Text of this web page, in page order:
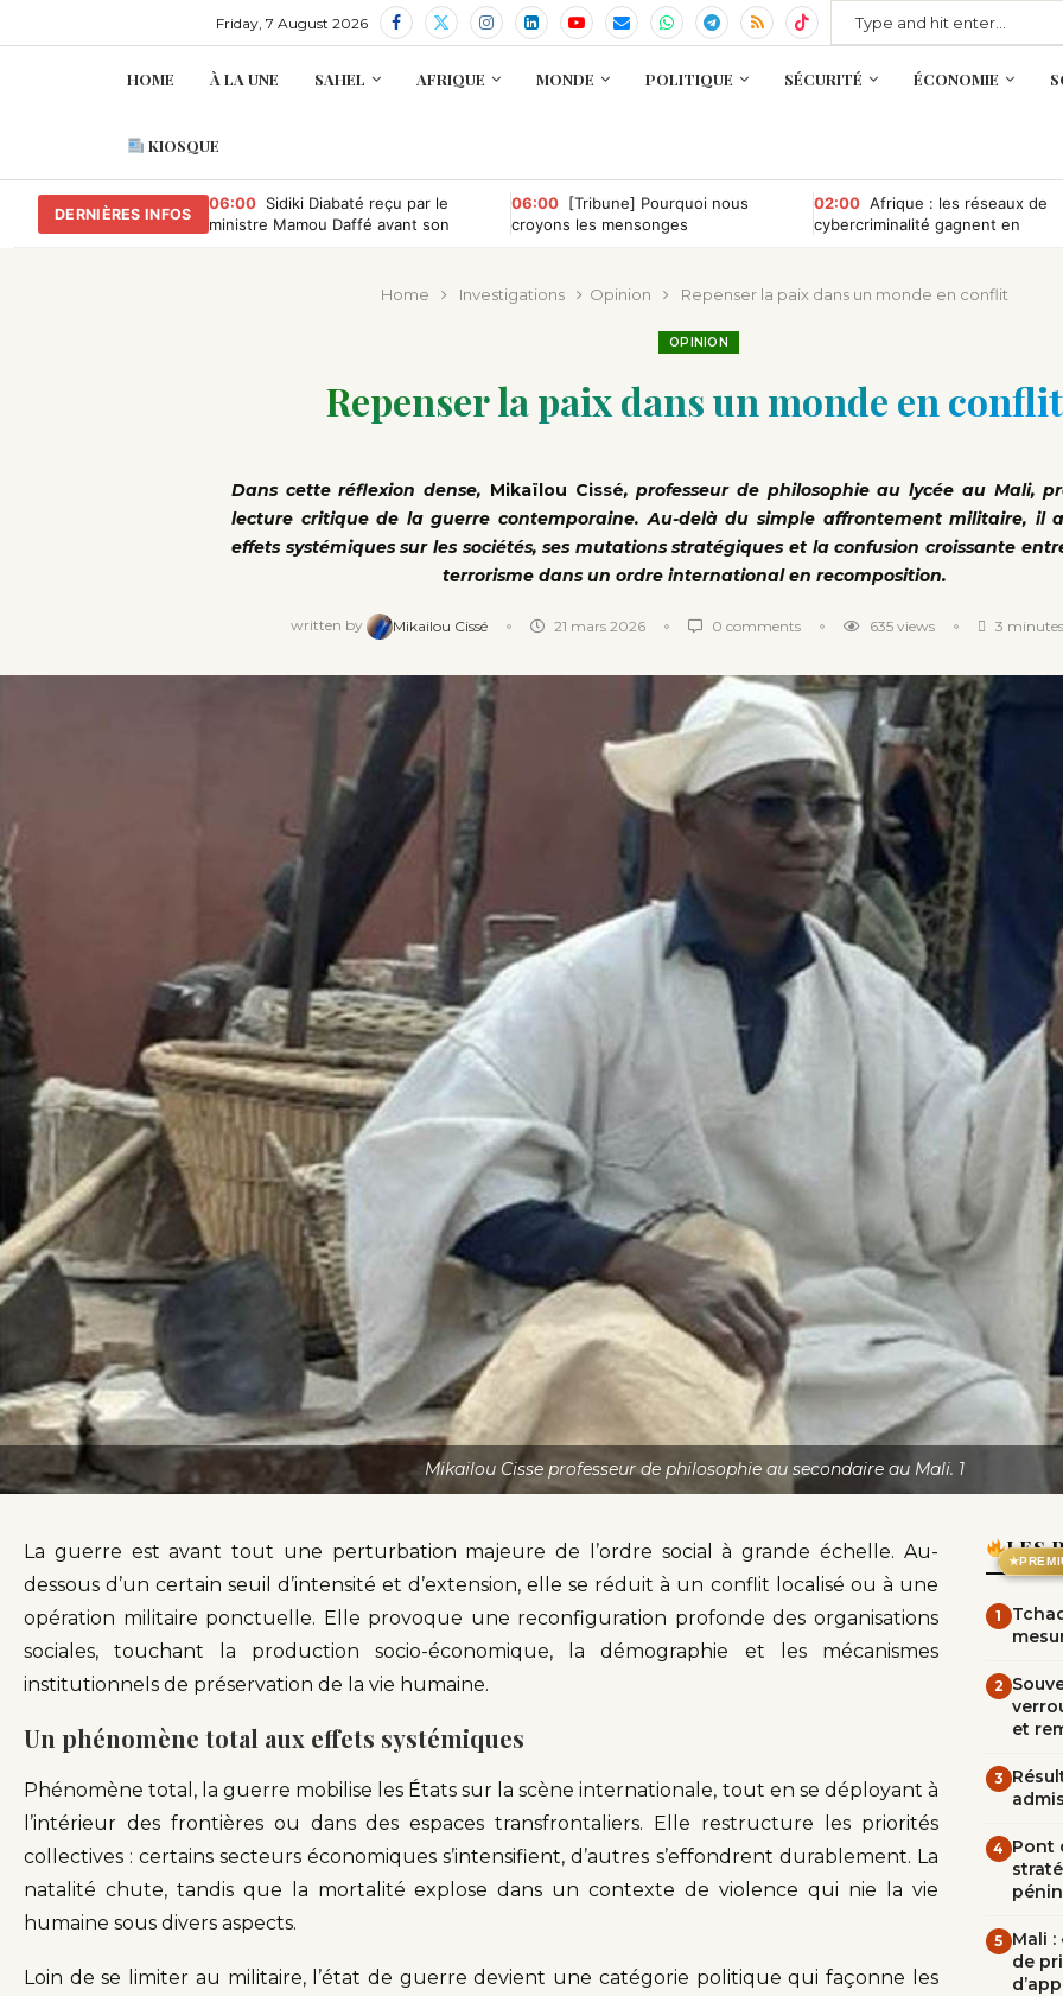
Friday, 7 August 2026
HOME À LA UNE SAHEL AFRIQUE MONDE POLITIQUE SÉCURITÉ ÉCONOMIE
KIOSQUE
DERNIÈRES INFOS
06:00 Sidiki Diabaté reçu par le
ministre Mamou Daffé avant son
06:00 [Tribune] Pourquoi nous
croyons les mensonges
02:00 Afrique : les réseaux de
cybercriminalité gagnent en
Home Investigations Opinion Repenser la paix dans un monde en conflit
OPINION
Repenser la paix dans un monde en conflit
Dans cette réflexion dense, Mikaïlou Cissé, professeur de philosophie au lycée au Mali,
lecture critique de la guerre contemporaine. Au-delà du simple affrontement militaire, il
effets systémiques sur les sociétés, ses mutations stratégiques et la confusion croissante
terrorisme dans un ordre international en recomposition.
written by Mikailou Cissé 21 mars 2026 0 comments 635 views 3
Mikailou Cisse professeur de philosophie au secondaire au Mali. 1
La guerre est avant tout une perturbation majeure de l’ordre social à grande échelle. Au-
dessous d’un certain seuil d’intensité et d’extension, elle se réduit à un conflit localisé ou à une
opération militaire ponctuelle. Elle provoque une reconfiguration profonde des organisations
sociales, touchant la production socio-économique, la démographie et les mécanismes
institutionnels de préservation de la vie humaine.
Un phénomène total aux effets systémiques
Phénomène total, la guerre mobilise les États sur la scène internationale, tout en se déployant à
l’intérieur des frontières ou dans des espaces transfrontaliers. Elle restructure les priorités
collectives : certains secteurs économiques s’intensifient, d’autres s’effondrent durablement. La
natalité chute, tandis que la mortalité explose dans un contexte de violence qui nie la vie
humaine sous divers aspects.
Loin de se limiter au militaire, l’état de guerre devient une catégorie politique qui façonne les
★
LES
1
2
et
3
4 Pont
5 Mali :
de